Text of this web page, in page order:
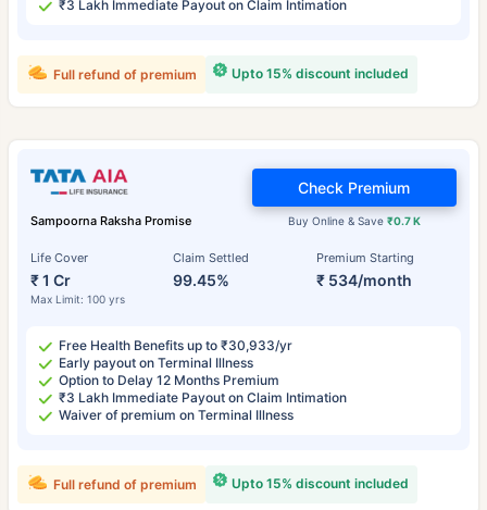
₹3 Lakh Immediate Payout on Claim Intimation
Upto 15% discount included
Full refund of premium
Sampoorna Raksha Promise
Life Cover
₹ 1 Cr
Max Limit: 100 yrs
Claim Settled
99.45%
Premium Starting
₹ 534/month
Buy Online & Save ₹0.7 K
Check Premium
Free Health Benefits up to ₹30,933/yr
Early payout on Terminal Illness
Option to Delay 12 Months Premium
₹3 Lakh Immediate Payout on Claim Intimation
Waiver of premium on Terminal Illness
Upto 15% discount included
Full refund of premium